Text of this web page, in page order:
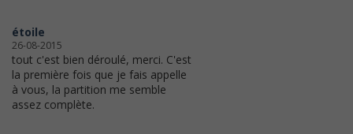
étoile
26-08-2015
tout c'est bien déroulé, merci. C'est
la première fois que je fais appelle
à vous, la partition me semble
assez complète.